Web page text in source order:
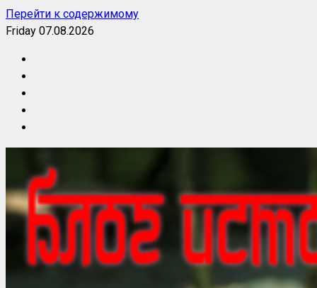
Перейти к содержимому
Friday 07.08.2026